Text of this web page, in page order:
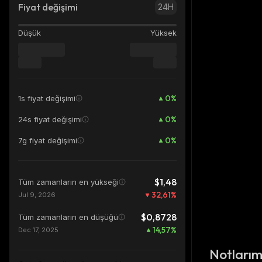
Fiyat değişimi 24H
Düşük Yüksek
1s fiyat değişimi 0%
24s fiyat değişimi 0%
7g fiyat değişimi 0%
Tüm zamanların en yükseği $1,48
Jul 9, 2026 32,61%
Tüm zamanların en düşüğü $0,8728
Dec 17, 2025 14,57%
Notlarım